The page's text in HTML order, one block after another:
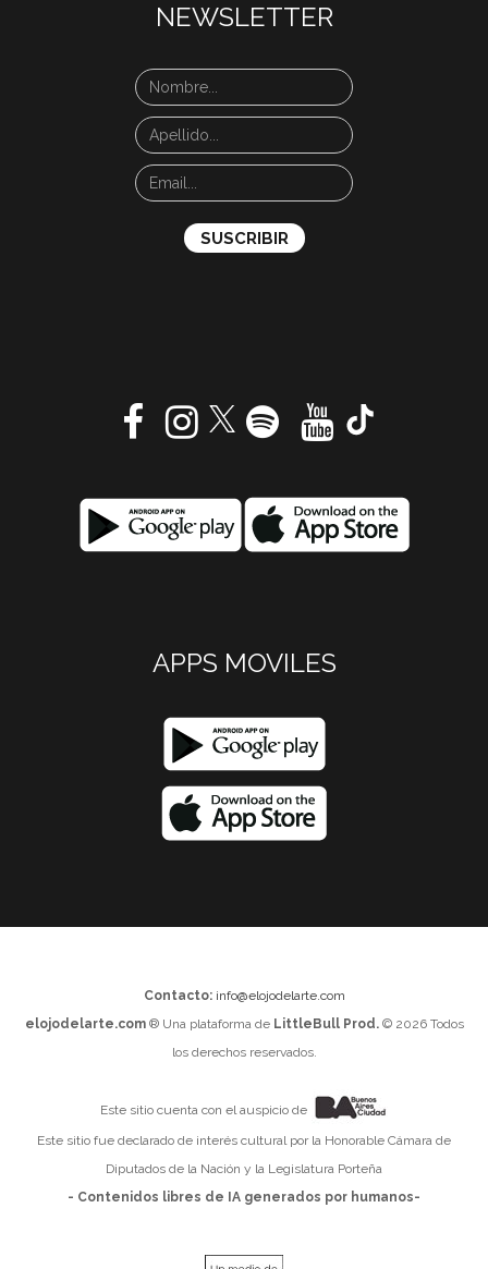
NEWSLETTER
APPS MOVILES
Contacto: info@elojodelarte.com
elojodelarte.com® Una plataforma de LittleBull Prod.© 2026 Todos
los derechos reservados.
Este sitio cuenta con el auspicio de
Este sitio fue declarado de interés cultural por la Honorable Cámara de
Diputados de la Nación y la Legislatura Porteña
- Contenidos libres de IA generados por humanos-